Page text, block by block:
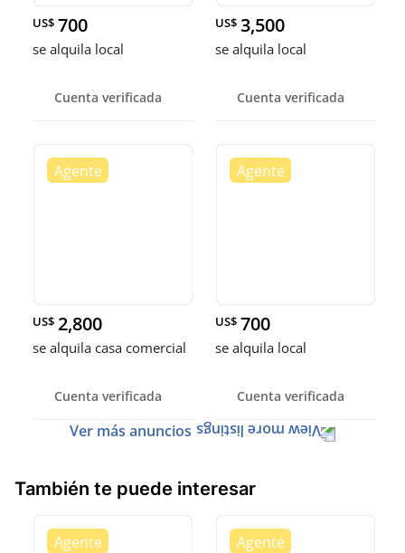
US$ 700
se alquila local
Cuenta verificada
US$ 3,500
se alquila local
Cuenta verificada
US$ 2,800
se alquila casa comercial
Cuenta verificada
US$ 700
se alquila local
Cuenta verificada
Ver más anuncios
También te puede interesar